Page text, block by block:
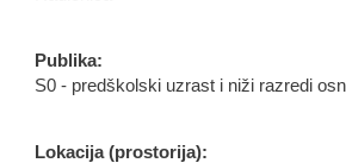
Publika:
S0 - predškolski uzrast i niži razredi
Lokacija (prostorija):